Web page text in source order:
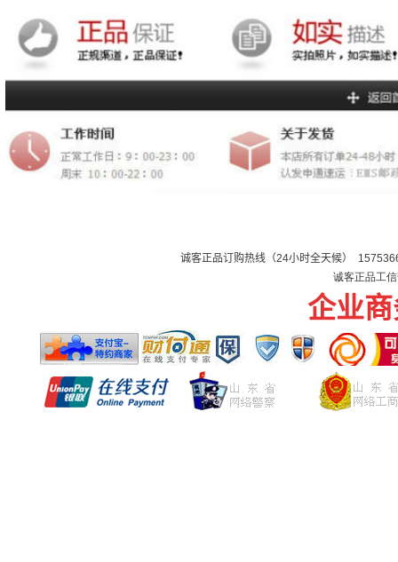
诚客正品订购热线（24小时全天候）
诚客正品工
企业